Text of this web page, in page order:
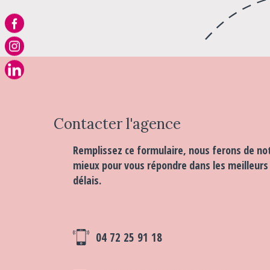
Contacterl'agence
Remplissez ce formulaire, nous ferons de
mieux pour vous répondre dans les meilleurs
délais.
04 72 25 91 18